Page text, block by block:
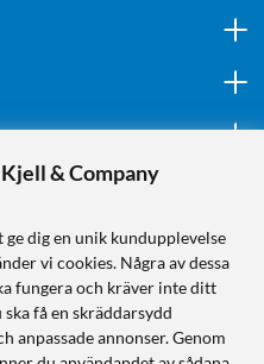
& Company
dig en unik kundupplevelse
vi cookies. Några av dessa
fungera och kräver inte ditt
få en skräddarsydd
anpassade annonser. Genom